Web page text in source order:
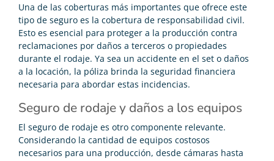
Una de las coberturas más importantes que ofrece este
tipo de seguro es la cobertura de responsabilidad civil.
Esto es esencial para proteger a la producción contra
reclamaciones por daños a terceros o propiedades
durante el rodaje. Ya sea un accidente en el set o daños
a la locación, la póliza brinda la seguridad financiera
necesaria para abordar estas incidencias.
Seguro de rodaje y daños a los equipos
El seguro de rodaje es otro componente relevante.
Considerando la cantidad de equipos costosos
necesarios para una producción, desde cámaras hasta